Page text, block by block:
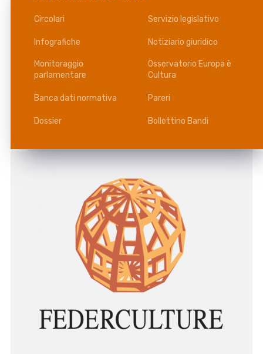
Circolari Servizio legislativo
Infografiche Notiziario giuridico
Monitoraggio
parlamentare
Osservatorio Europa è
Cultura
Banca dati normativa Pareri
Dossier Bollettino Bandi